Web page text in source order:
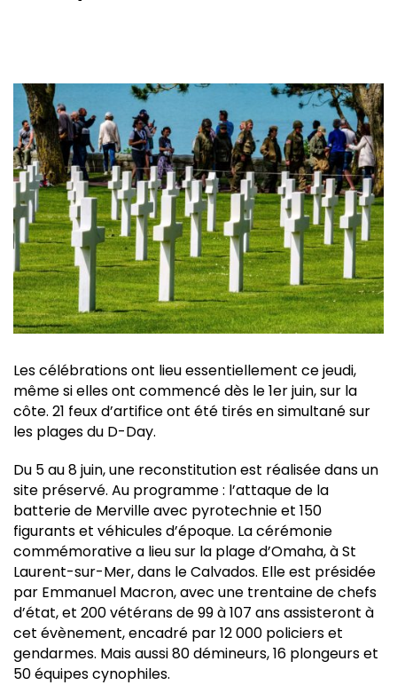
Les célébrations ont lieu essentiellement ce jeudi,
même si elles ont commencé dès le 1er juin, sur la
côte. 21 feux d’artifice ont été tirés en simultané sur
les plages du D-Day.
Du 5 au 8 juin, une reconstitution est réalisée dans un
site préservé. Au programme : l’attaque de la
batterie de Merville avec pyrotechnie et 150
figurants et véhicules d’époque. La cérémonie
commémorative a lieu sur la plage d’Omaha, à St
Laurent-sur-Mer, dans le Calvados. Elle est présidée
par Emmanuel Macron, avec une trentaine de chefs
d’état, et 200 vétérans de 99 à 107 ans assisteront à
cet évènement, encadré par 12 000 policiers et
gendarmes. Mais aussi 80 démineurs, 16 plongeurs et
50 équipes cynophiles.